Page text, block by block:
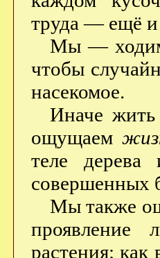
труда — ещё
Мы — ходим
чтобы
насекомое.
Иначе
ощущаем
теле
совершенных
Мы также
растения: